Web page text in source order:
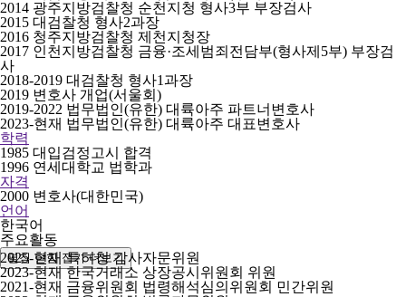
2014 광주지방검찰청 순천지청 형사3부 부장검사
2015 대검찰청 형사2과장
2016 청주지방검찰청 제천지청장
2017 인천지방검찰청 금융·조세범죄전담부(형사제5부) 부장검
사
2018-2019 대검찰청 형사1과장
2019 변호사 개업(서울회)
2019-2022 법무법인(유한) 대륙아주 파트너변호사
2023-현재 법무법인(유한) 대륙아주 대표변호사
학력
1985 대입검정고시 합격
1996 연세대학교 법학과
자격
2000 변호사(대한민국)
언어
한국어
주요활동
펼침 닫힘 접기 더보기
2025-현재 특허청 감사자문위원
2023-현재 한국거래소 상장공시위원회 위원
2021-현재 금융위원회 법령해석심의위원회 민간위원